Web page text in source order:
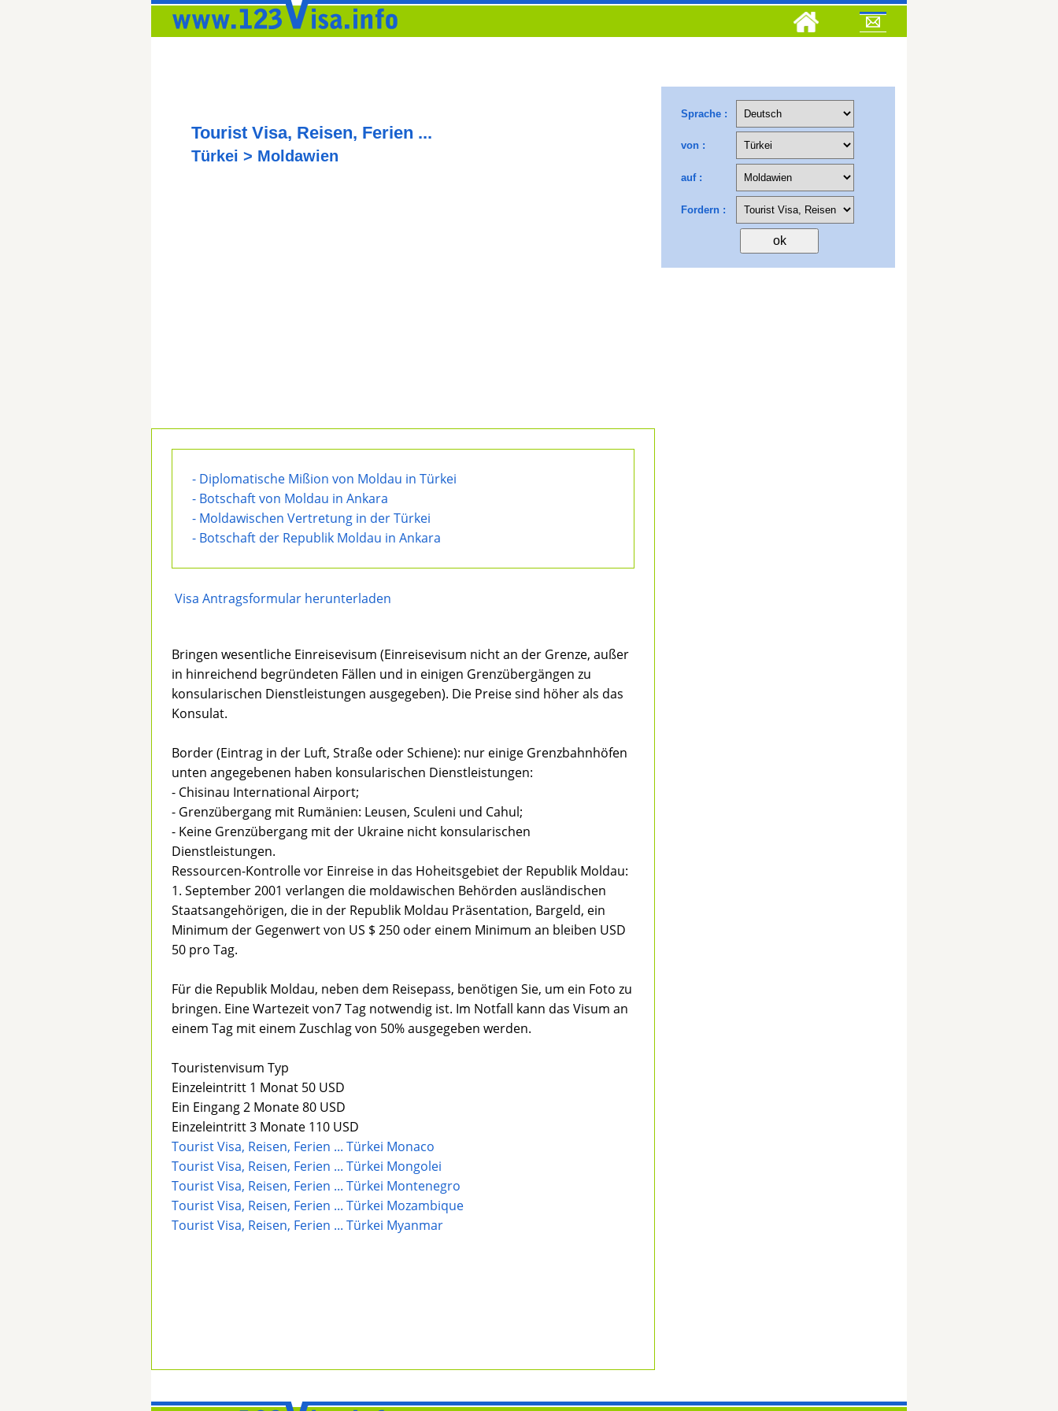
Tourist Visa, Reisen, Ferien ...
Türkei > Moldawien
- Diplomatische Mißion von Moldau in Türkei
- Botschaft von Moldau in Ankara
- Moldawischen Vertretung in der Türkei
- Botschaft der Republik Moldau in Ankara
Visa Antragsformular herunterladen
Bringen wesentliche Einreisevisum (Einreisevisum nicht an der Grenze, außer
in hinreichend begründeten Fällen und in einigen Grenzübergängen zu
konsularischen Dienstleistungen ausgegeben). Die Preise sind höher als das
Konsulat.
Border (Eintrag in der Luft, Straße oder Schiene): nur einige Grenzbahnhöfen
unten angegebenen haben konsularischen Dienstleistungen:
- Chisinau International Airport;
- Grenzübergang mit Rumänien: Leusen, Sculeni und Cahul;
- Keine Grenzübergang mit der Ukraine nicht konsularischen
Dienstleistungen.
Ressourcen-Kontrolle vor Einreise in das Hoheitsgebiet der Republik Moldau:
1. September 2001 verlangen die moldawischen Behörden ausländischen
Staatsangehörigen, die in der Republik Moldau Präsentation, Bargeld, ein
Minimum der Gegenwert von US $ 250 oder einem Minimum an bleiben USD
50 pro Tag.
Für die Republik Moldau, neben dem Reisepass, benötigen Sie, um ein Foto zu
bringen. Eine Wartezeit von7 Tag notwendig ist. Im Notfall kann das Visum an
einem Tag mit einem Zuschlag von 50% ausgegeben werden.
Touristenvisum Typ
Einzeleintritt 1 Monat 50 USD
Ein Eingang 2 Monate 80 USD
Einzeleintritt 3 Monate 110 USD
Tourist Visa, Reisen, Ferien ... Türkei Monaco
Tourist Visa, Reisen, Ferien ... Türkei Mongolei
Tourist Visa, Reisen, Ferien ... Türkei Montenegro
Tourist Visa, Reisen, Ferien ... Türkei Mozambique
Tourist Visa, Reisen, Ferien ... Türkei Myanmar